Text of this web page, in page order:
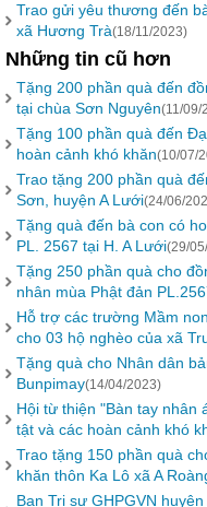
Trao gửi yêu thương đến
xã Hương Trà(18/11/2023)
Những tin cũ hơn
Tặng 200 phần quà đến
tại chùa Sơn Nguyên(11/09/
Tặng 100 phần quà đến
hoàn cảnh khó khăn(10/07/
Trao tặng 200 phần quà
Sơn, huyện A Lưới(24/06/
Tặng quà đến bà con có
PL. 2567 tại H. A Lưới(29/
Tặng 250 phần quà cho
nhân mùa Phật đản
Hỗ trợ các trường Mầm
cho 03 hộ nghèo của xã
Tặng quà cho Nhân dân
Bunpimay(14/04/2023)
Hội từ thiện "Bàn tay nhân
tật và các hoàn cảnh khó
Trao tặng 150 phần quà
khăn thôn Ka Lô xã A
Ban Trị sự GHPGVN